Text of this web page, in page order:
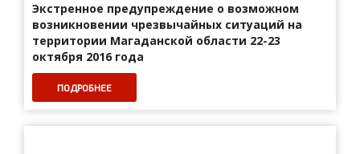
Экстренное предупреждение о возможном
возникновении чрезвычайных ситуаций на
территории Магаданской области 22-23
октября 2016 года
ПОДРОБНЕЕ